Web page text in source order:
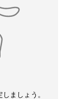
ましょう。